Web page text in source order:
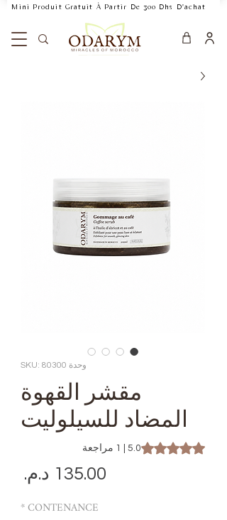
Mini Produit Gratuit À Partir De 300 Dhs D'achat
وحدة SKU: 80300
مقشر القهوة
المضاد للسيلوليت
is 5.0 out of five stars based on 1 review
5.0 | 1 مراجعة
CONTENANCE
*